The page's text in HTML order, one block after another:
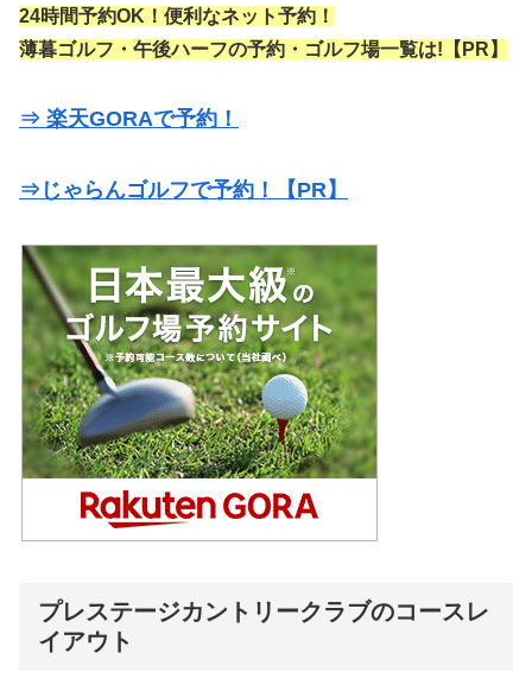
24時間予約OK！便利なネット予約！
薄暮ゴルフ・午後ハーフの予約・ゴルフ場一覧は!【PR】
⇒ 楽天GORAで予約！
⇒じゃらんゴルフで予約！【PR】
プレステージカントリークラブのコースレ
イアウト